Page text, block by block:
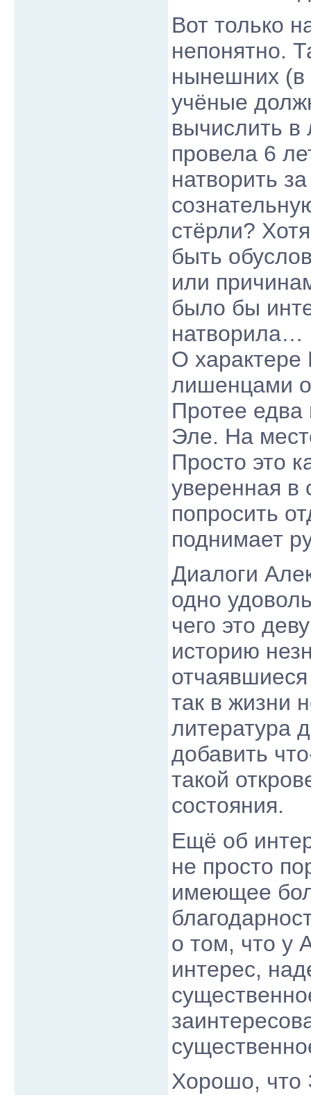
Вот только
непонятно.
нынешних (в
учёные
вычислить в
провела 6
натворить
стёрли?
быть
или
было бы
натворила…
О
лишенцами
Протее
Эле. На
Просто это
уверенная в
попросить
поднимает
Диалоги
одно
чего это
историю
так в жизни
литература
добавить
такой
состояния.
Ещё об
не просто
имеющее
о том, что у
интерес,
Хорошо, что